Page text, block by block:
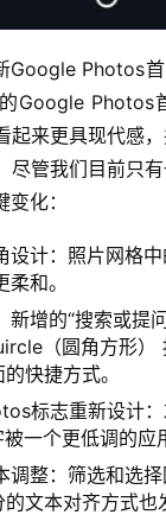
Google Photos
Google Photos
起来更具现代感
尽管我们目前只
化：
设计：照片网格中
和。
新增的“搜索或提
（圆角方形）
快捷方式。
标志重新设计
一个更低调的应
调整：筛选和选
的文本对齐方式也